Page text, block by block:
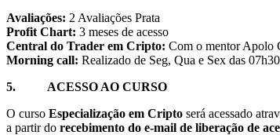
Avaliações: 2 Avaliações Prata
Profit Chart: 3 meses de acesso
Central do Trader em Cripto: Com o mentor Apolo
Morning call: Realizado de Seg, Qua e Sex das
5. ACESSO AO CURSO
O curso Especialização em Cripto será acessado
a partir do recebimento do e-mail de liberação de